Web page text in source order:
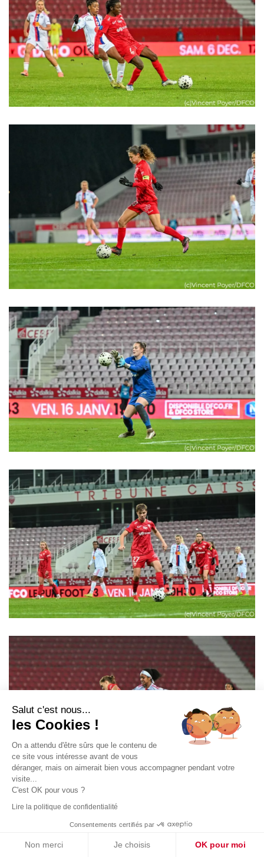
Salut c'est nous...
les Cookies !
On a attendu d'être sûrs que le contenu de
ce site vous intéresse avant de vous
déranger, mais on aimerait bien vous accompagner pendant votre
visite...
C'est OK pour vous ?
Lire la politique de confidentialité
Consentements certifiés par
Non merci Je choisis OK pour moi